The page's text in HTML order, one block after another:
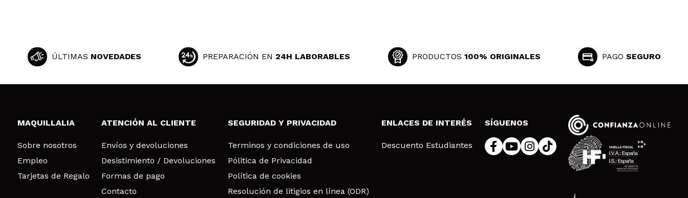
ÚLTIMAS NOVEDADES PREPARACIÓN EN 24H LABORABLES PRODUCTOS 100% ORIGINALES PAGO SEGURO
MAQUILLALIA
Sobre nosotros
Empleo
Tarjetas de Regalo
ATENCIÓN AL CLIENTE
Envíos y devoluciones
Desistimiento / Devoluciones
Formas de pago
Contacto
SEGURIDAD Y PRIVACIDAD
Terminos y condiciones de uso
Pólitica de Privacidad
Política de cookies
Resolución de litigios en línea (ODR)
ENLACES DE INTERÉS
Descuento Estudiantes
SÍGUENOS